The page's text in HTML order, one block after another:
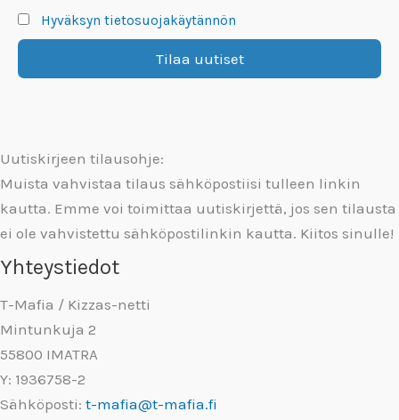
Hyväksyn tietosuojakäytännön
Uutiskirjeen tilausohje:
Muista vahvistaa tilaus sähköpostiisi tulleen linkin
kautta. Emme voi toimittaa uutiskirjettä, jos sen tilausta
ei ole vahvistettu sähköpostilinkin kautta. Kiitos sinulle!
Yhteystiedot
T-Mafia / Kizzas-netti
Mintunkuja 2
55800 IMATRA
Y: 1936758-2
Sähköposti: t-mafia@t-mafia.fi